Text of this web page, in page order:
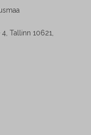
Tallinn 10621,